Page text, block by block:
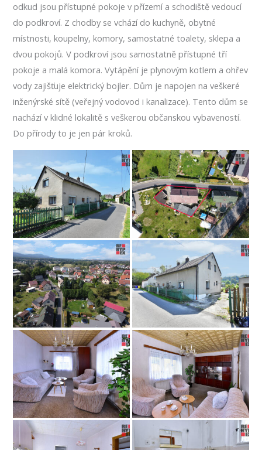
odkud jsou přístupné pokoje v přízemí a schodiště vedoucí
do podkroví. Z chodby se vchází do kuchyně, obytné
místnosti, koupelny, komory, samostatné toalety, sklepa a
dvou pokojů. V podkroví jsou samostatně přístupné tří
pokoje a malá komora. Vytápění je plynovým kotlem a ohřev
vody zajišťuje elektrický bojler. Dům je napojen na veškeré
inženýrské sítě (veřejný vodovod i kanalizace). Tento dům se
nachází v klidné lokalitě s veškerou občanskou vybaveností.
Do přírody to je jen pár kroků.